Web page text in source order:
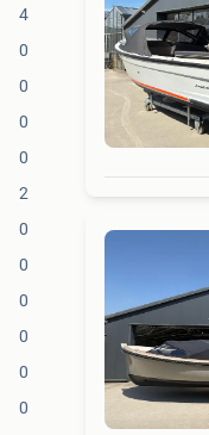
4
0
0
0
0
2
0
0
0
0
0
0